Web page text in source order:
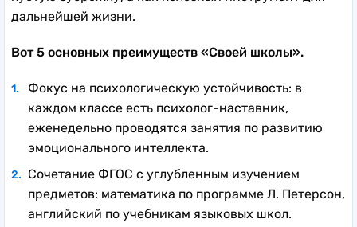
дальнейшей жизни.
Вот 5 основных преимуществ «Своей школы».
Фокус на психологическую устойчивость: в
каждом классе есть психолог-наставник,
еженедельно проводятся занятия по развитию
эмоционального интеллекта.
Сочетание ФГОС с углубленным изучением
предметов: математика по программе Л. Петерсон,
английский по учебникам языковых школ.